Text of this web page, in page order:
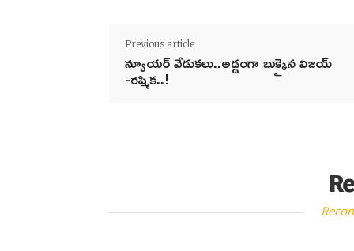
Previous article
న్యూయర్‌ వేడుకలు..అడ్డంగా బుక్కైన విజయ్
-రష్మిక..!